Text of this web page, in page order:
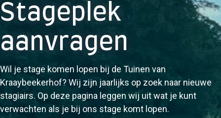
Stageplek
aanvragen
Wil je stage komen lopen bij de Tuinen van
Kraaybeekerhof? Wij zijn jaarlijks op zoek naar nieuwe
stagiairs. Op deze pagina leggen wij uit wat je kunt
verwachten als je bij ons stage komt lopen.